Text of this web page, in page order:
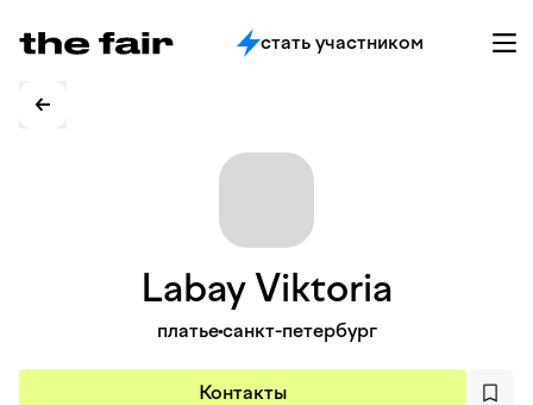
стать участником
LabayViktoria
платьесанкт-петербург
Контакты